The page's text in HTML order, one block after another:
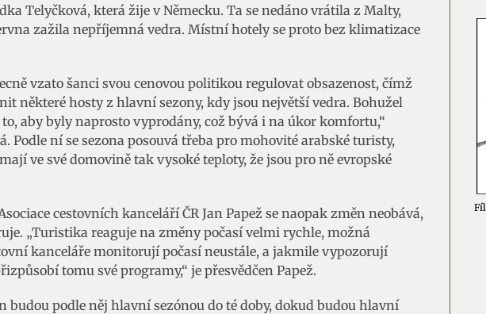
Telyčková, která žije v Německu. Ta se nedáno vrátila z Malty,
zažila nepříjemná vedra. Místní hotely se proto bez klimatizace
vzato šanci svou cenovou politikou regulovat obsazenost, čímž
některé hosty z hlavní sezony, kdy jsou největší vedra. Bohužel
aby byly naprosto vyprodány, což bývá i na úkor komfortu,“
Podle ní se sezona posouvá třeba pro mohovité arabské turisty,
ve své domovině tak vysoké teploty, že jsou pro ně evropské
cestovních kanceláří ČR Jan Papež se naopak změn neobává,
„Turistika reaguje na změny počasí velmi rychle, možná
kanceláře monitorují počasí neustále, a jakmile vypozorují
tomu své programy,“ je přesvědčen Papež.
budou podle něj hlavní sezónou do té doby, dokud budou hlavní